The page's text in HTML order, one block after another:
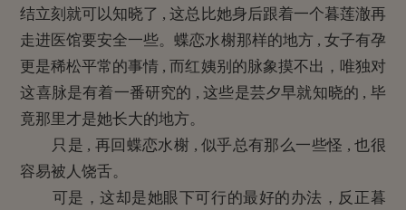
结立刻就可以知晓了 , 这总比她身后跟着一个暮莲澈再
走进医馆要安全一些。蝶恋水榭那样的地方 , 女子有孕
更是稀松平常的事情 , 而红姨别的脉象摸不出，唯独对
这喜脉是有着一番研究的 , 这些是芸夕早就知晓的 , 毕
竟那里才是她长大的地方。
只是 , 再回蝶恋水榭 , 似乎总有那么一些怪 , 也很
容易被人饶舌。
可是，这却是她眼下可行的最好的办法，反正暮